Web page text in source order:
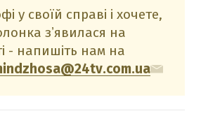
у своїй справі і хочете,
зʼявилася на
- напишіть нам на